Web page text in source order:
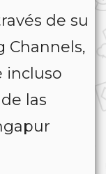
de su
Channels,
incluso
las